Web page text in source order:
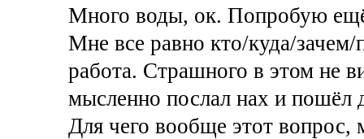
Много воды, ок. Попробую
Мне все равно кто/куда/
работа. Страшного в этом не
мысленно послал нах и пошёл
Для чего вообще этот вопрос,